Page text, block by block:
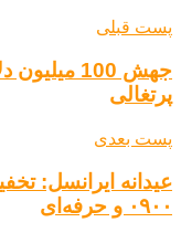
پست قبلی
جهش 100
پرتغالی
پست بعدی
عیدانه ایرانسل:
۰۹۰۰ و حرفه‌ای